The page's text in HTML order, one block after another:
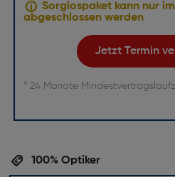
Sorglospaket kann nur
abgeschlossen werden
Jetzt Termin
* 24 Monate
100% Optiker